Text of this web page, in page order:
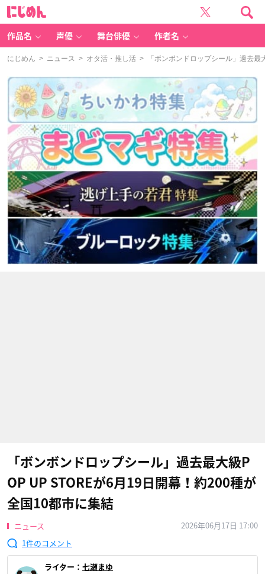
作品名 声優 舞台俳優 作者名
にじめん > ニュース > オタ活・推し活 > 「ボンボンドロップシール」過去最
「ボンボンドロップシール」過去最大級P
OP UP STOREが6月19日開幕！約200種が
全国10都市に集結
ニュース
2026年06月17日 17:00
1
ライター： 七瀬まゆ